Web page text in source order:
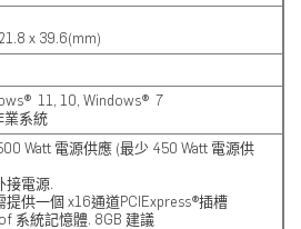
x 39.6(mm)
11, 10, Windows® 7
業系統
Watt 電源供應 (最少 450 Watt 電源供
接電源.
提供一個 x16通道PCIExpress®插槽
系統記憶體. 8GB 建議